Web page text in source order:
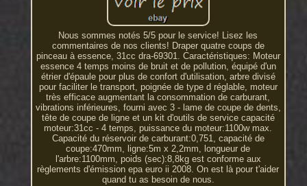
Nous sommes notés 5/5 pour le service! Lisez les
commentaires de nos clients! Draper quatre coups de
pinceau à essence, 31cc dra-69301. Caractéristiques: Moteur
essence 4 temps moins de bruit et de pollution, équipé d'un
étrier d'épaule pour plus de confort d'utilisation, arbre divisé
pour faciliter le transport, poignée de type d réglable, moteur
très efficace augmentant la consommation de carburant,
vibrations inférieures, fourni avec 3 - lame de coupe de dents,
tête de coupe de ligne et un kit d'outils de service capacité
moteur:31cc - 4 temps, puissance du moteur:1100w max.
Capacité du réservoir de carburant:0,751, capacité de
coupe:470mm, ligne:5m x 2,2mm, longueur de
l'arbre:1100mm, poids (sec):8,8kg est conforme aux
règlements d'émission epa euro ii 2008. On est là pour t'aider
quand tu as besoin de nous.